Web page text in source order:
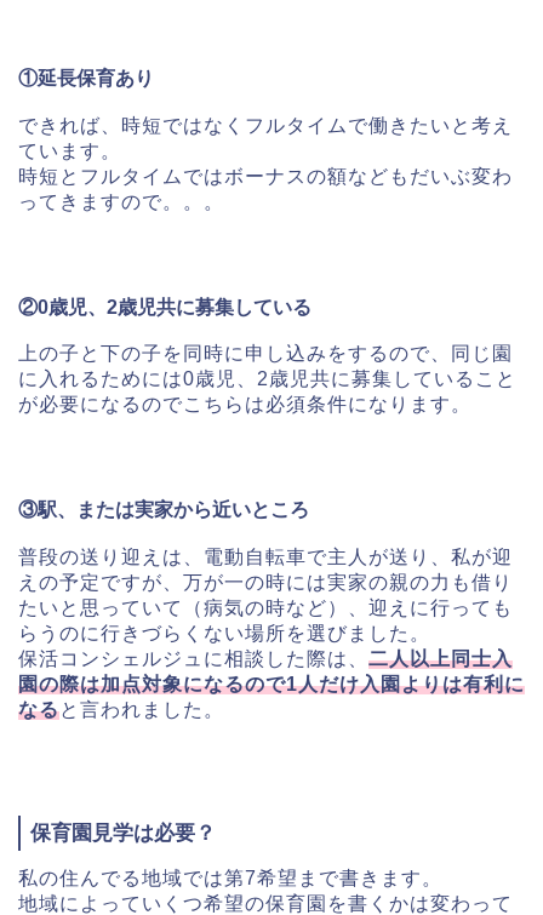
①延長保育あり
できれば、時短ではなくフルタイムで働きたいと考え
ています。
時短とフルタイムではボーナスの額などもだいぶ変わ
ってきますので。。。
②0歳児、2歳児共に募集している
上の子と下の子を同時に申し込みをするので、
同じ園
に入れるためには0歳児、 2歳児共に募集していること
が必要になるのでこちらは必須条件に なります。
③駅、または実家から近いところ
普段の送り迎えは、電動自転車で主人が送り、 私が迎
えの予定ですが、 万が一の時には実家の親の力も借り
たいと思っていて（病気の時など）、 迎えに行っても
らうのに行きづらくない場所を選びました。
保活コンシェルジュに相談した際は、 二人以上同士入
園の際は加点対象になるので1人だけ入園よりは有利に
なると言われました。
保育園見学は必要？
私の住んでる地域では第7希望まで書きます。
地域によっていくつ希望の保育園を書くかは変わって